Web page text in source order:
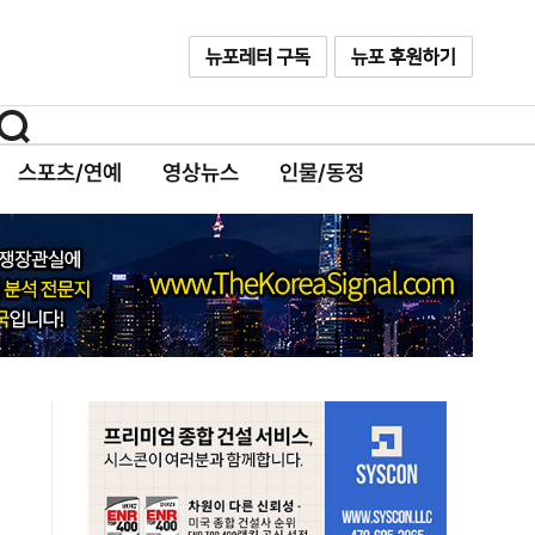
스포츠/연예 영상뉴스 인물/동정